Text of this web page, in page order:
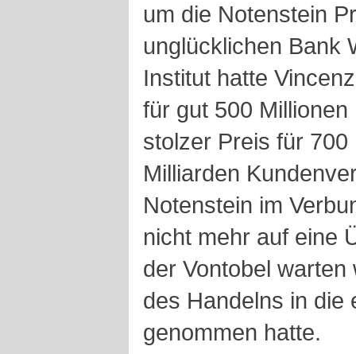
um die Notenstein
unglücklichen Bank
Institut hatte
für gut 500
stolzer Preis für
Milliarden
Notenstein im
nicht mehr auf eine
der Vontobel
des Handelns in die
genommen hatte.